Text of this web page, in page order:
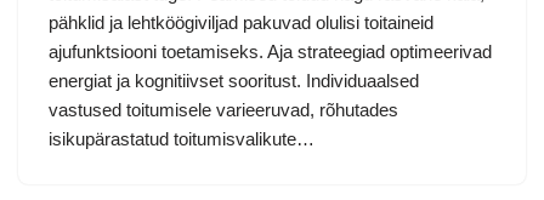
pähklid ja lehtköögiviljad pakuvad olulisi toitaineid
ajufunktsiooni toetamiseks. Aja strateegiad optimeerivad
energiat ja kognitiivset sooritust. Individuaalsed
vastused toitumisele varieeruvad, rõhutades
isikupärastatud toitumisvalikute…